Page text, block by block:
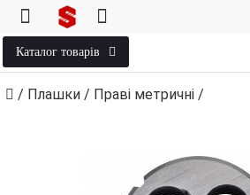
Каталог товарів
/ Плашки / Праві метричні /